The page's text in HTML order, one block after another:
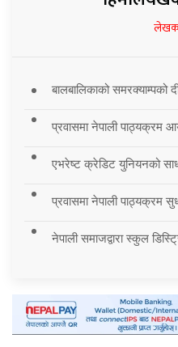
बालबालिकाको समरक्याम्पको
प्रवासमा नेपाली पाठ्यक्रम
एभरेष्ट क्रेडिट युनियनको
प्रवासमा नेपाली पाठ्यक्रम
नेपाली समाजद्वारा स्कुल